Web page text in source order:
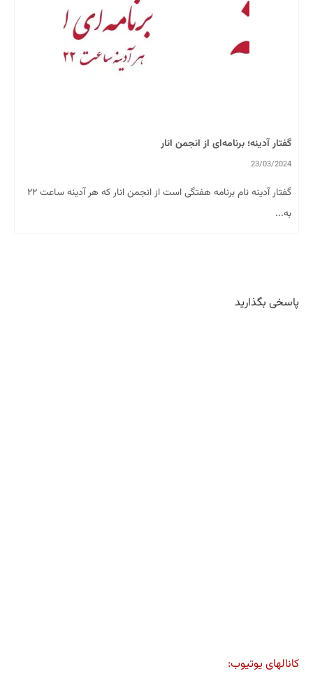
گفتار آدینه؛ برنامه‌ای از انجمن انار
23/03/2024
گفتار آدینه نام برنامه هفتگی است از انجمن انار که هر آدینه ساعت ۲۲
به...
پاسخی بگذارید
کانالهای یوتیوب: